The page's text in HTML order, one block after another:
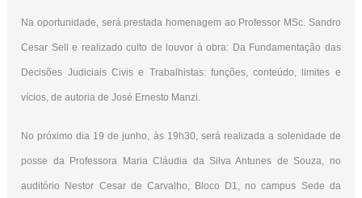
Na oportunidade, será prestada homenagem ao Professor MSc. Sandro
Cesar Sell e realizado culto de louvor à obra: Da Fundamentação das
Decisões Judiciais Civis e Trabalhistas: funções, conteúdo, limites e
vícios, de autoria de José Ernesto Manzi.
No próximo dia 19 de junho, às 19h30, será realizada a solenidade de
posse da Professora Maria Cláudia da Silva Antunes de Souza, no
auditório Nestor Cesar de Carvalho, Bloco D1, no campus Sede da